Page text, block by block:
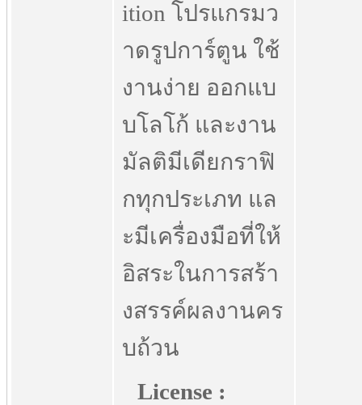
ition โปรแกรมว
าดรูปการ์ตูน ใช้
งานง่าย ออกแบ
บโลโก้ และงาน
มัลติมีเดียกราฟิ
กทุกประเภท แล
ะมีเครื่องมือที่ให้
อิสระในการสร้า
งสรรค์ผลงานคร
บถ้วน
License :